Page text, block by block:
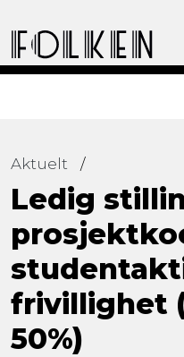
Aktuelt /
Ledig
frivillighet
50%)